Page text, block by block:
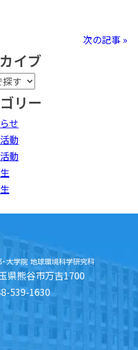
次の記事 »
イブ
リー
せ
動
動
県熊谷市万吉1700
539-1630